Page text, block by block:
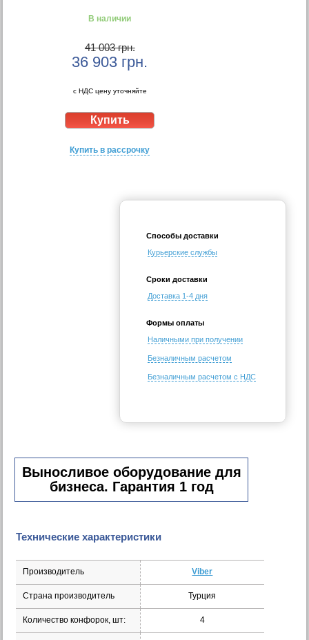
В наличии
41 003 грн.
36 903 грн.
с НДС цену уточняйте
Купить в рассрочку
Способы доставки
Курьерские службы
Сроки доставки
Доставка 1-4 дня
Формы оплаты
Наличными при получении
Безналичным расчетом
Безналичным расчетом с НДС
Выносливое оборудование для
бизнеса. Гарантия 1 год
Технические характеристики
Производитель Viber
Страна производитель Турция
Количество конфорок, шт: 4